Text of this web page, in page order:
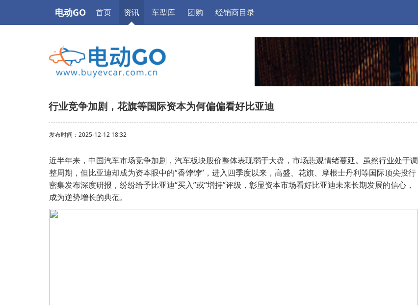
电动GO 首页 资讯 车型库 团购 经销商目录
行业竞争加剧，花旗等国际资本为何偏偏看好比亚迪
发布时间：2025-12-12 18:32
近半年来，中国汽车市场竞争加剧，汽车板块股价整体表现弱于大盘，市场悲观情绪蔓延。虽然行业处于调
整周期，但比亚迪却成为资本眼中的“香饽饽”，进入四季度以来，高盛、花旗、摩根士丹利等国际顶尖投行
密集发布深度研报，纷纷给予比亚迪“买入”或“增持”评级，彰显资本市场看好比亚迪未来长期发展的信心，
成为逆势增长的典范。